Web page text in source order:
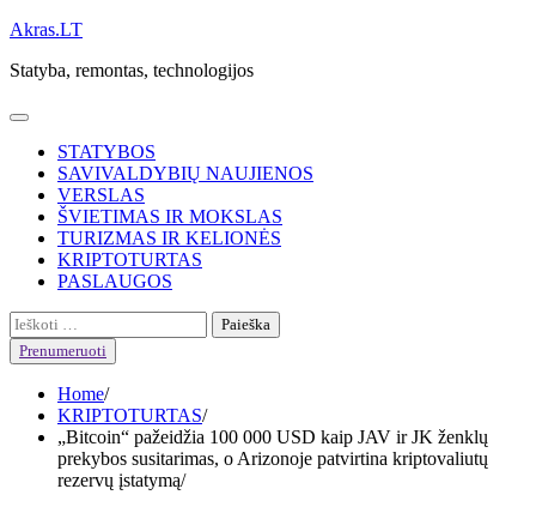
Skip
content
Akras.LT
Statyba, remontas, technologijos
STATYBOS
SAVIVALDYBIŲ NAUJIENOS
VERSLAS
ŠVIETIMAS IR MOKSLAS
TURIZMAS IR KELIONĖS
KRIPTOTURTAS
PASLAUGOS
Ieškoti:
Prenumeruoti
Home
KRIPTOTURTAS
„Bitcoin“ pažeidžia 100 000 USD kaip JAV ir JK ženklų
prekybos susitarimas, o Arizonoje patvirtina kriptovaliutų
rezervų įstatymą